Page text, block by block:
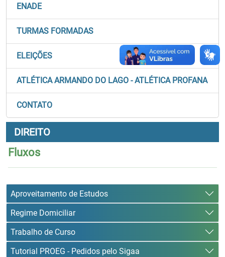
ENADE
TURMAS FORMADAS
ELEIÇÕES
ATLÉTICA ARMANDO DO LAGO - ATLÉTICA PROFANA
CONTATO
DIREITO
Fluxos
Aproveitamento de Estudos
Regime Domiciliar
Trabalho de Curso
Tutorial PROEG - Pedidos pelo Sigaa